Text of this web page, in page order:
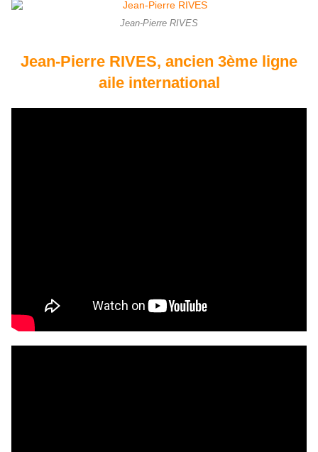
Jean-Pierre RIVES
Jean-Pierre RIVES, ancien 3ème ligne
aile international